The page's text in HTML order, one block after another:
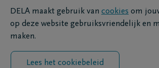
DELA maakt gebruik van cookies om
op deze website gebruiksvriendelijk en
maken.
Lees het cookiebeleid